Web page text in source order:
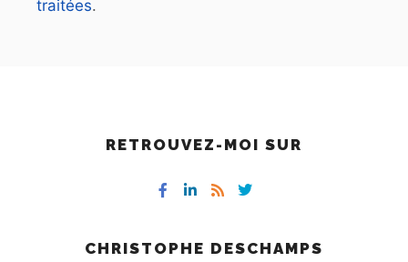
traitées.
RETROUVEZ-MOI SUR
CHRISTOPHE DESCHAMPS